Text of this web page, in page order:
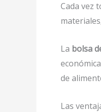
Cada vez
La bolsa
de
Las